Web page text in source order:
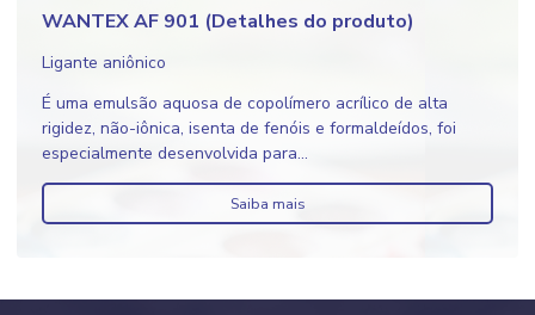
WANTEX AF 901 (Detalhes do produto)
Ligante aniônico
É uma emulsão aquosa de copolímero acrílico de alta
rigidez, não-iônica, isenta de fenóis e formaldeídos, foi
especialmente desenvolvida para...
Saiba mais